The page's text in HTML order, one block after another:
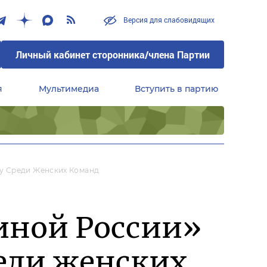
Версия для слабовидящих
Личный кабинет сторонника/члена Партии
Мультимедиа Вступить в партию
Среди Женских Команд
России»